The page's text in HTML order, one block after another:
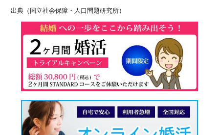
出典（国立社会保障・人口問題研究所）